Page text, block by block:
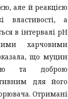
але й реакцією
властивості, а
в інтервалі pH
харчовими
що муцин
та доброю
для його
Отримані